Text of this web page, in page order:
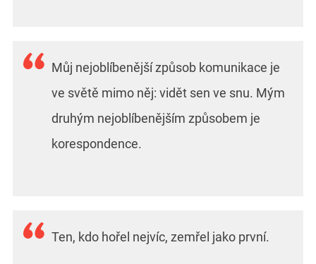
Můj nejoblíbenější způsob komunikace je
ve světě mimo něj: vidět sen ve snu. Mým
druhým nejoblíbenějším způsobem je
korespondence.
Ten, kdo hořel nejvíc, zemřel jako první.